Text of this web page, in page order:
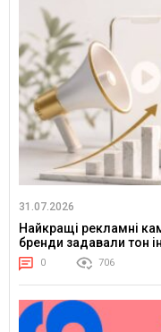
31.07.2026
Найкращі рекламні
бренди задавали тон
0 706